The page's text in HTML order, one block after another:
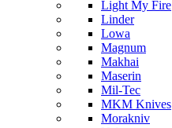
Light My Fire
Linder
Lowa
Magnum
Makhai
Maserin
Mil-Tec
MKM Knives
Morakniv